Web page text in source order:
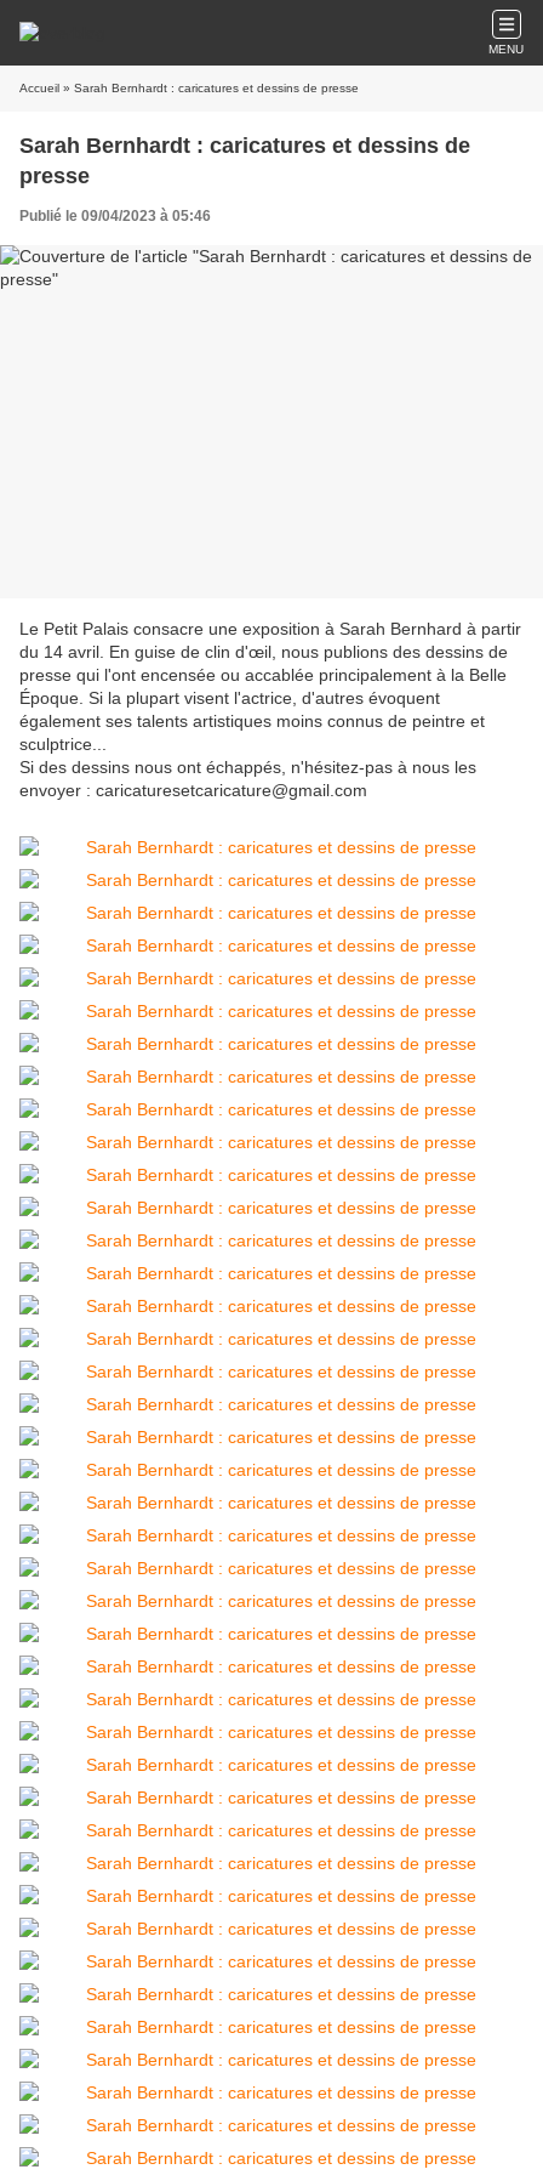
MENU
Accueil » Sarah Bernhardt : caricatures et dessins de presse
Sarah Bernhardt : caricatures et dessins de
presse
Publié le 09/04/2023 à 05:46
Le Petit Palais consacre une exposition à Sarah Bernhard à partir
du 14 avril. En guise de clin d'œil, nous publions des dessins de
presse qui l'ont encensée ou accablée principalement à la Belle
Époque. Si la plupart visent l'actrice, d'autres évoquent
également ses talents artistiques moins connus de peintre et
sculptrice...
Si des dessins nous ont échappés, n'hésitez-pas à nous les
envoyer : caricaturesetcaricature@gmail.com